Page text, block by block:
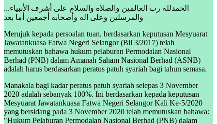
...الحمدلله رب العالمين والصلاة والسلام على أشرف الأنبياء
والمرسلين وعلى اله وأصحابه أجمعين أما بعد
Merujuk kepada persoalan tuan, berdasarkan keputusan Mesyuarat
Jawatankuasa Fatwa Negeri Selangor (Bil 3/2017) telah
memutuskan bahawa hukum pelaburan Permodalan Nasional
Berhad (PNB) dalam Amanah Saham Nasional Berhad (ASNB)
adalah harus berdasarkan peratus patuh syariah bagi tahun semasa.
Manakala bagi kadar peratus patuh syariah selepas 3 November
2020 adalah sebanyak 100%. Ini berdasarkan kepada keputusan
Mesyuarat Jawatankuasa Fatwa Negeri Selangor Kali Ke-5/2020
yang bersidang pada 3 November 2020 telah memutuskan bahawa:
"Hukum Pelaburan Permodalan Nasional Berhad (PNB) dalam